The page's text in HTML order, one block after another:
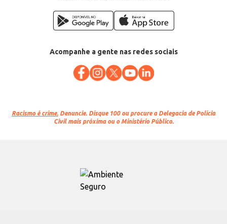
Acompanhe a gente nas redes sociais
Racismo é crime. Denuncie. Disque 100 ou procure a Delegacia de Polícia
Civil mais próxima ou o Ministério Público.